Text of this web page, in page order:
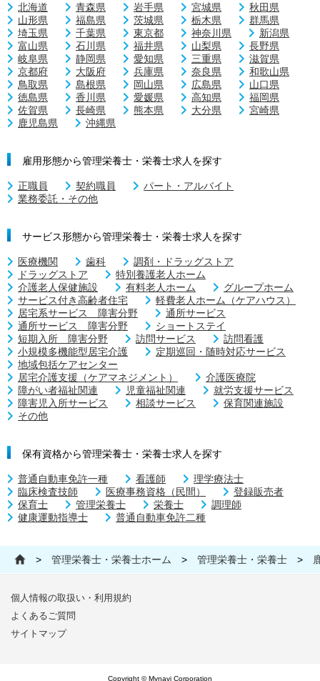
北海道 青森県 岩手県 宮城県
秋田県
山形県
福島県 茨城県 栃木県
群馬県
埼玉県
千葉県 東京都 神奈川県
新潟県
富山県
石川県 福井県 山梨県
長野県
岐阜県
静岡県 愛知県 三重県
滋賀県
京都府
大阪府 兵庫県 奈良県
和歌山県
鳥取県
島根県 岡山県 広島県
山口県
徳島県
香川県 愛媛県 高知県
福岡県
佐賀県
長崎県 熊本県 大分県
宮崎県
鹿児島県
沖縄県
雇用形態から管理栄養士・栄養士求人を探す
正職員 契約職員
パート・アルバイト
業務委託・その他
サービス形態から管理栄養士・栄養士求人を探す
医療機関 歯科
調剤・ドラッグストア
ドラッグストア
特別養護老人ホーム
介護老人保健施設
有料老人ホーム
グループホーム
サービス付き高齢者住宅
軽費老人ホーム（ケアハウス）
居宅系サービス 障害分野
通所サービス
通所サービス 障害分野
ショートステイ
短期入所 障害分野
訪問サービス
訪問看護
小規模多機能型居宅介護
定期巡回・随時対応サービス
地域包括ケアセンター
居宅介護支援（ケアマネジメント）
介護医療院
障がい者福祉関連
児童福祉関連
就労支援サービス
障害児入所サービス
相談サービス
保育関連施設
その他
保有資格から管理栄養士・栄養士求人を探す
普通自動車免許一種 看護師
理学療法士
臨床検査技師
医療事務資格（民間）
登録販売者
保育士
管理栄養士 栄養士
調理師
健康運動指導士
普通自動車免許二種
> 管理栄養士・栄養士ホーム > 管理栄養士・栄養士 >
個人情報の取扱い・利用規約
よくあるご質問
サイトマップ
Copyright © Mynavi Corporation